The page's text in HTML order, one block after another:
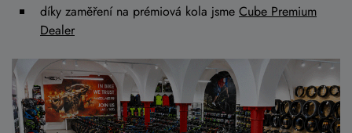
díky zaměření na prémiová kola jsme Cube Premium
Dealer